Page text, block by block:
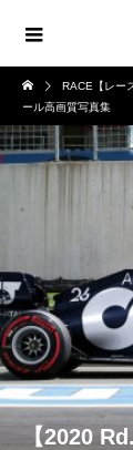
RACE【レー
ール高画質写真集
【2020